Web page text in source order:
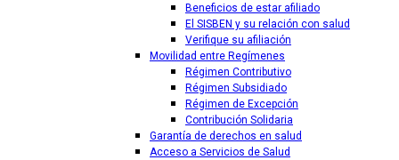
Beneficios de estar afiliado
El SISBEN y su relación con salud
Verifique su afiliación
Movilidad entre Regímenes
Régimen Contributivo
Régimen Subsidiado
Régimen de Excepción
Contribución Solidaria
Garantía de derechos en salud
Acceso a Servicios de Salud